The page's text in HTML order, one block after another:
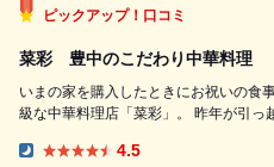
ピックアップ！口コミ
菜彩 豊中のこだわり中華料理
いまの家を購入したときにお祝いの食
級な中華料理店「菜彩」。 昨年が引っ越しして10年になるので記念にお
ナーに訪問。 12月のはじめに予約の電話を入れておきました。 11年前と 4.5